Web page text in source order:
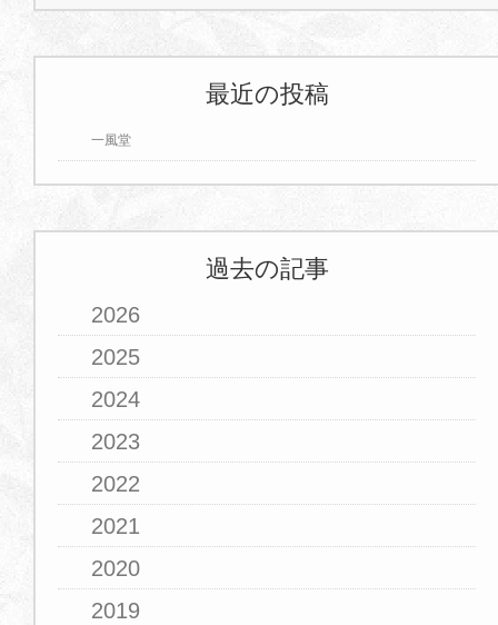
最近の投稿
一風堂
過去の記事
2026
2025
2024
2023
2022
2021
2020
2019